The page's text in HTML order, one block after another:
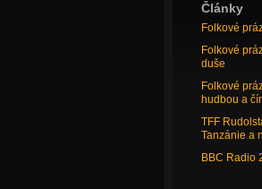
Články
Folkové
Folkové
duše
Folkové
hudbou a
TFF
Tanzánie a
BBC Radio